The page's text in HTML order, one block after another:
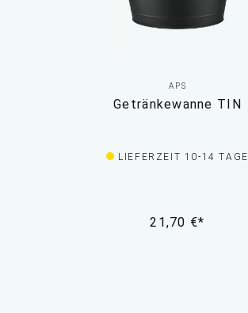
APS
Getränkewanne TIN
LIEFERZEIT 10-14 TAGE
21,70 €*